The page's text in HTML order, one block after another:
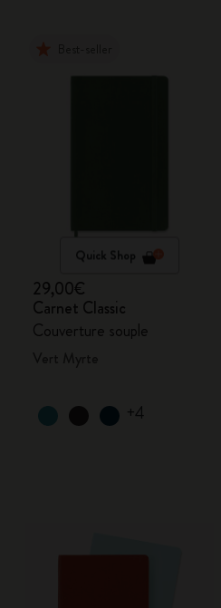
Quick Shop
29,00€
Carnet Classic
Couverture souple
+4